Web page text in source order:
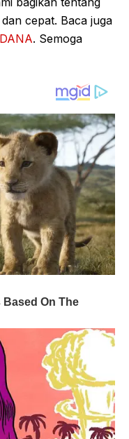
cepat. Baca juga
. Semoga